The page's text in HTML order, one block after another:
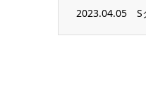
2023.04.05 S